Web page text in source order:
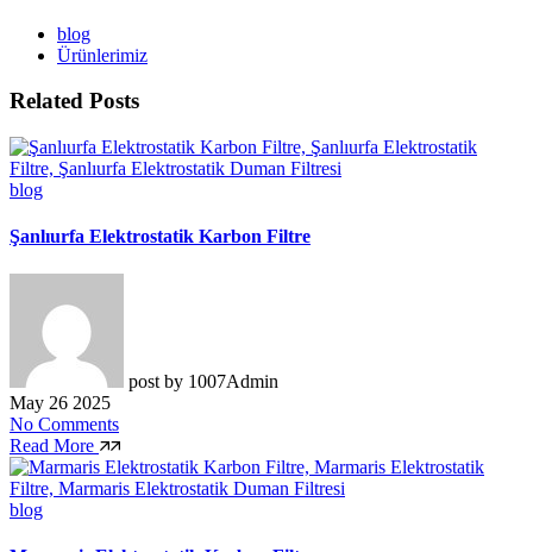
blog
Ürünlerimiz
Related Posts
blog
Şanlıurfa Elektrostatik Karbon Filtre
post by 1007Admin
May 26 2025
No Comments
Read More
blog